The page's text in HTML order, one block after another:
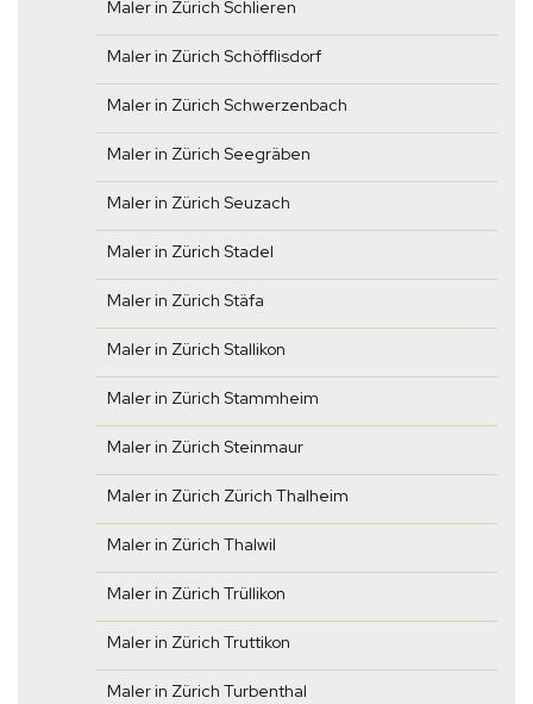
Maler in Zürich Schlieren
Maler in Zürich Schöfflisdorf
Maler in Zürich Schwerzenbach
Maler in Zürich Seegräben
Maler in Zürich Seuzach
Maler in Zürich Stadel
Maler in Zürich Stäfa
Maler in Zürich Stallikon
Maler in Zürich Stammheim
Maler in Zürich Steinmaur
Maler in Zürich Zürich Thalheim
Maler in Zürich Thalwil
Maler in Zürich Trüllikon
Maler in Zürich Truttikon
Maler in Zürich Turbenthal